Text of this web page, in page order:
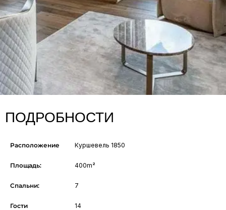
ПОДРОБНОСТИ
Расположение Куршевель 1850
Площадь: 400m²
Спальни: 7
Гости 14